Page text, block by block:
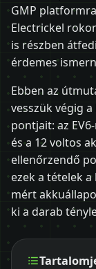
GMP
Electrickel
is részben
érdemes
Ebben az
vesszük végig
pontjait: az
és a 12 voltos
ellenőrzendő
ezek a tételek
mért
ki a darab